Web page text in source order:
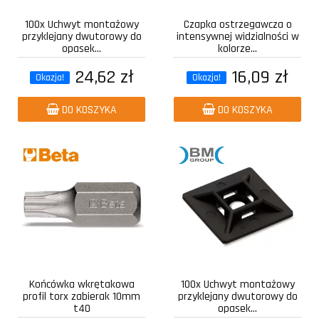
100x Uchwyt montażowy
przyklejany dwutorowy do
opasek...
Okazja! 24,62 zł
DO KOSZYKA
Czapka ostrzegawcza o
intensywnej widzialności w
kolorze...
Okazja! 16,09 zł
DO KOSZYKA
Końcówka wkrętakowa
profil torx zabierak 10mm
t40
100x Uchwyt montażowy
przyklejany dwutorowy do
opasek...